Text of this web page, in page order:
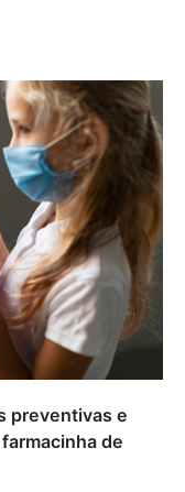
preventivas e
de